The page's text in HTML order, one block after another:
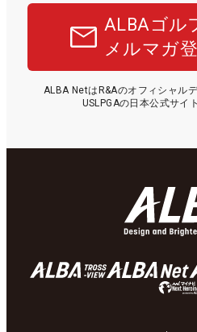
ALBAゴル
メルマガ
ALBA NetはR&Aのオフィシャル
USLPGAの日本公式サイ